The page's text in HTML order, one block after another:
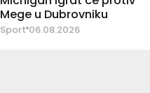
Mege u Dubrovniku
Sport 06.08.2026